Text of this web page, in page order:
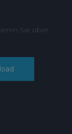
Sie über